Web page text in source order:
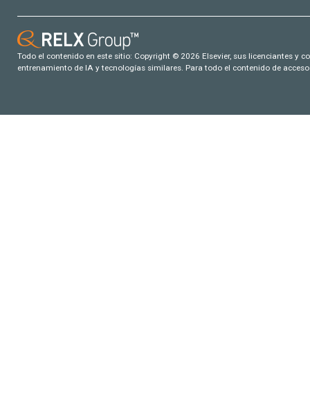
Todo el contenido en este sitio: Copyright © 2026 Elsevier, sus licenciantes y
entrenamiento de IA y tecnologías similares. Para todo el contenido de